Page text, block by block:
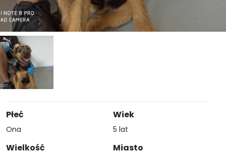
Płeć
Ona
Wielkość
Wiek
5 lat
Miasto